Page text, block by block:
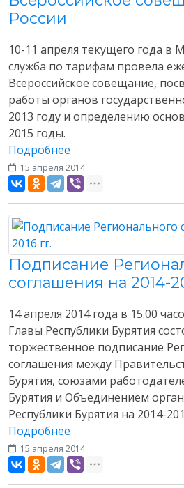
России
10-11 апреля текущего года в
служба по тарифам провела
Всероссийское совещание,
работы органов
2013 году и определению
2015 годы.
Подробнее
15 апреля 2014
Подписание
соглашения на 2014-
14 апреля 2014 года в 15.00
Главы Республики Бурятия
торжественное подписание
соглашения между
Бурятия, союзами
Бурятия и Объединением
Республики Бурятия на 2014-
Подробнее
15 апреля 2014